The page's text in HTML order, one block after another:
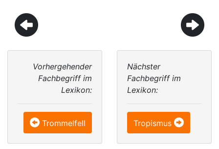
Vorhergehender
Fachbegriff im
Lexikon:
Trommelfell
Nächster
Fachbegriff im
Lexikon:
Tropismus